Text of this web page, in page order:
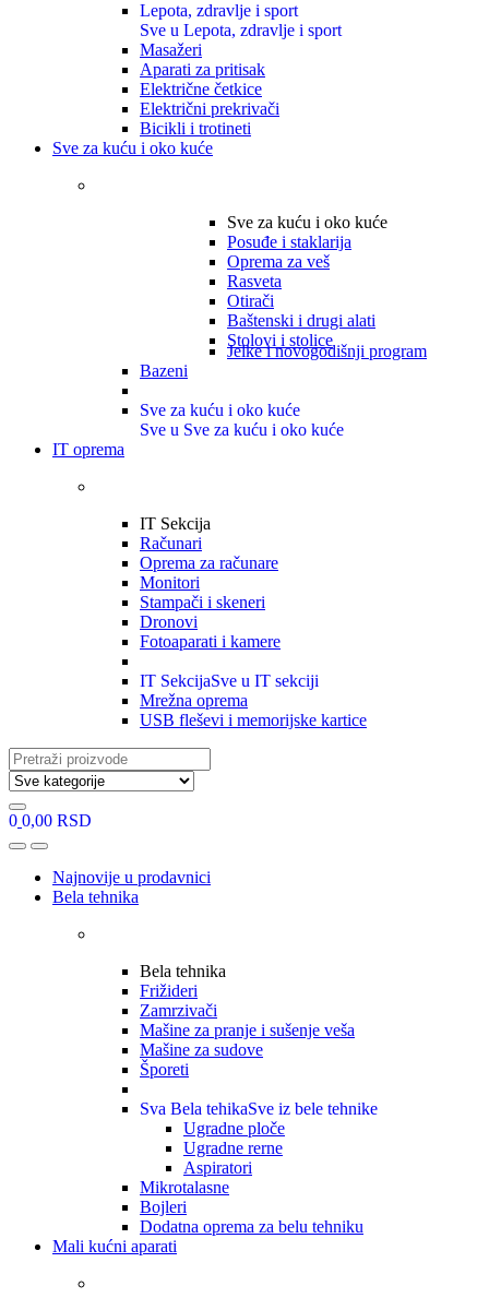
Lepota, zdravlje i sport
Sve u Lepota, zdravlje i sport
Masažeri
Aparati za pritisak
Električne četkice
Električni prekrivači
Bicikli i trotineti
Sve za kuću i oko kuće
Sve za kuću i oko kuće
Posuđe i staklarija
Oprema za veš
Rasveta
Otirači
Baštenski i drugi alati
Stolovi i stolice
Jelke i novogodišnji program
Bazeni
Sve za kuću i oko kuće
Sve u Sve za kuću i oko kuće
IT oprema
IT Sekcija
Računari
Oprema za računare
Monitori
Stampači i skeneri
Dronovi
Fotoaparati i kamere
IT SekcijaSve u IT sekciji
Mrežna oprema
USB fleševi i memorijske kartice
Search
for:
0 0,00 RSD
OpenClose
Najnovije u prodavnici
Bela tehnika
Bela tehnika
Frižideri
Zamrzivači
Mašine za pranje i sušenje veša
Mašine za sudove
Šporeti
Sva Bela tehikaSve iz bele tehnike
Ugradne ploče
Ugradne rerne
Aspiratori
Mikrotalasne
Bojleri
Dodatna oprema za belu tehniku
Mali kućni aparati